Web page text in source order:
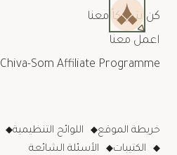
كن شريكاً معنا
اعمل معنا
Chiva-Som Affiliate Programme
خريطة الموقع اللوائح التنظيمية
الكتيبات
الأسئلة الشائعة